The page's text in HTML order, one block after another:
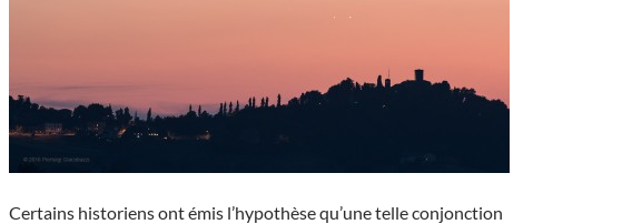
Certains historiens ont émis l’hypothèse qu’une telle conjonction